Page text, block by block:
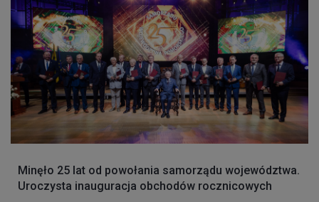
Minęło 25 lat od powołania samorządu województwa.
Uroczysta inauguracja obchodów rocznicowych